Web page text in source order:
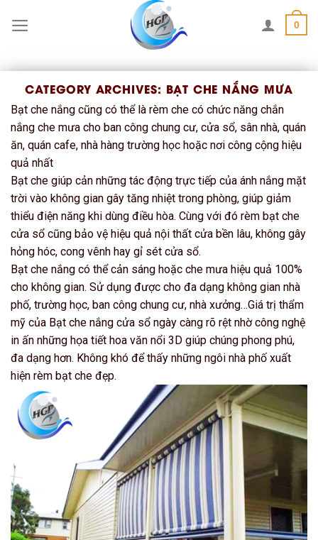
0
CATEGORY ARCHIVES: BẠT CHE NẮNG MƯA
Bạt che nắng cũng có thể là rèm che có chức năng chắn
nắng che mưa cho ban công chung cư, cửa sổ, sân nhà, quán
ăn, quán cafe, nhà hàng trường học hoặc nơi công cộng hiệu
quả nhất
Bạt che giúp cản những tác động trực tiếp của ánh nắng mặt
trời vào không gian gây tăng nhiệt trong phòng, giúp giảm
thiểu điện năng khi dùng điều hòa. Cùng với đó rèm bạt che
cửa sổ cũng bảo vệ hiệu quả nội thất cửa bền lâu, không gây
hỏng hóc, cong vênh hay gỉ sét cửa sổ.
Bạt che nắng có thể cản sáng hoặc che mưa hiệu quả 100%
cho không gian. Sử dụng được cho đa dạng không gian nhà
phố, trường học, ban công chung cư, nhà xưởng…Giá trị thẩm
mỹ của Bạt che nắng cửa sổ ngày càng rõ rệt nhờ công nghệ
in ấn những họa tiết hoa văn nổi 3D giúp chúng phong phú,
đa dạng hơn. Không khó để thấy những ngôi nhà phố xuất
hiện rèm bạt che đẹp.